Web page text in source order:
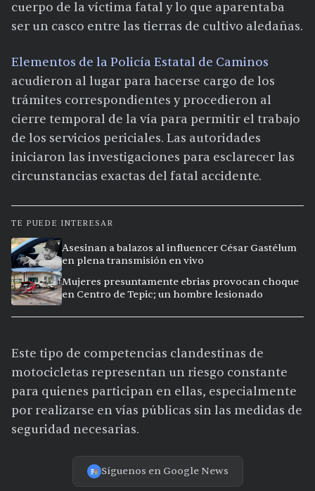
cuerpo de la víctima fatal y lo que aparentaba
ser un casco entre las tierras de cultivo aledañas.
Elementos de la Policía Estatal de Caminos
acudieron al lugar para hacerse cargo de los
trámites correspondientes y procedieron al
cierre temporal de la vía para permitir el trabajo
de los servicios periciales. Las autoridades
iniciaron las investigaciones para esclarecer las
circunstancias exactas del fatal accidente.
TE PUEDE INTERESAR
Asesinan a balazos al influencer César Gastélum
en plena transmisión en vivo
Mujeres presuntamente ebrias provocan choque
en Centro de Tepic; un hombre lesionado
Este tipo de competencias clandestinas de
motocicletas representan un riesgo constante
para quienes participan en ellas, especialmente
por realizarse en vías públicas sin las medidas de
seguridad necesarias.
Síguenos en Google News